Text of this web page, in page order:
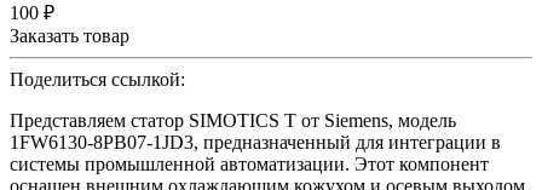
100 ₽
Заказать товар
Поделиться ссылкой:
Представляем статор SIMOTICS T от Siemens, модель
1FW6130-8PB07-1JD3, предназначенный для интеграции в
системы промышленной автоматизации. Этот компонент
оснащен внешним охлаждающим кожухом и осевым выходом